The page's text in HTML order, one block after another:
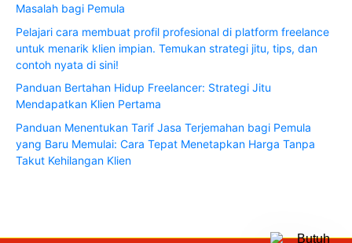
Masalah bagi Pemula
Pelajari cara membuat profil profesional di platform freelance
untuk menarik klien impian. Temukan strategi jitu, tips, dan
contoh nyata di sini!
Panduan Bertahan Hidup Freelancer: Strategi Jitu
Mendapatkan Klien Pertama
Panduan Menentukan Tarif Jasa Terjemahan bagi Pemula
yang Baru Memulai: Cara Tepat Menetapkan Harga Tanpa
Takut Kehilangan Klien